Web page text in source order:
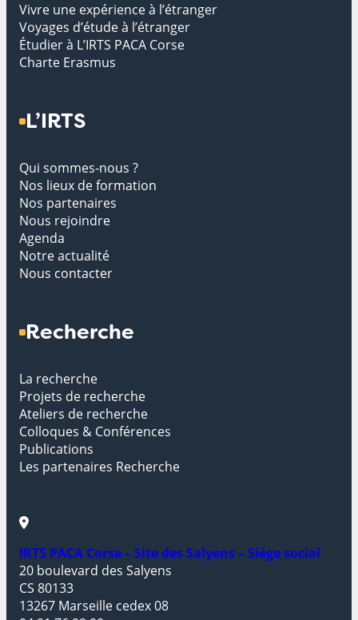
Vivre une expérience à l’étranger
Voyages d’étude à l’étranger
Étudier à L’IRTS PACA Corse
Charte Erasmus
L’IRTS
Qui sommes-nous ?
Nos lieux de formation
Nos partenaires
Nous rejoindre
Agenda
Notre actualité
Nous contacter
Recherche
La recherche
Projets de recherche
Ateliers de recherche
Colloques & Conférences
Publications
Les partenaires Recherche
IRTS PACA Corse – Site des Salyens – Siège social
20 boulevard des Salyens
CS 80133
13267 Marseille cedex 08